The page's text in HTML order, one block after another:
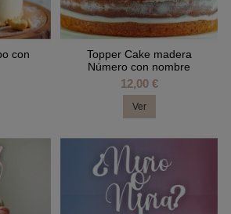
con
Topper Cake madera
Número con nombre
12,00 €
Ver